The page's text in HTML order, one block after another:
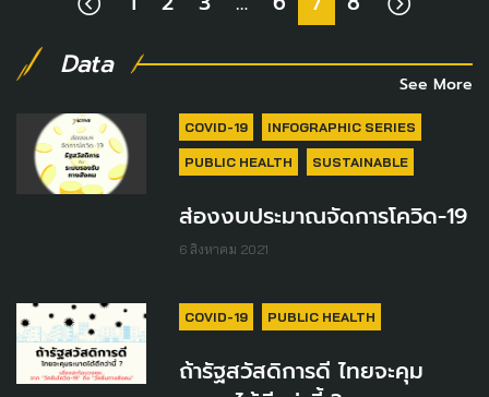
Data
See More
COVID-19 INFOGRAPHIC SERIES
PUBLIC HEALTH SUSTAINABLE
ส่องงบประมาณจัดการโควิด-19
6 สิงหาคม 2021
COVID-19 PUBLIC HEALTH
ถ้ารัฐสวัสดิการดี ไทยจะคุม